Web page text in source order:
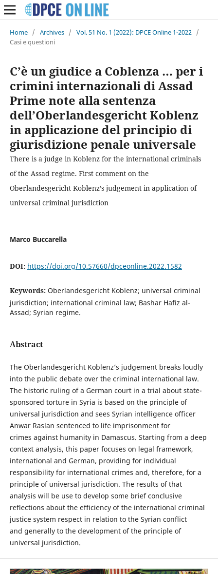
Home / Archives / Vol. 51 No. 1 (2022): DPCE Online 1-2022 /
Casi e questioni
C’è un giudice a Coblenza … per i
crimini internazionali di Assad
Prime note alla sentenza
dell’Oberlandesgericht Koblenz
in applicazione del principio di
giurisdizione penale universale
There is a judge in Koblenz for the international criminals
of the Assad regime. First comment on the
Oberlandesgericht Koblenz’s judgement in application of
universal criminal jurisdiction
Marco Buccarella
DOI: https://doi.org/10.57660/dpceonline.2022.1582
Keywords: Oberlandesgericht Koblenz; universal criminal
jurisdiction; international criminal law; Bashar Hafiz al-
Assad; Syrian regime.
Abstract
The Oberlandesgericht Koblenz’s judgement breaks loudly
into the public debate over the criminal international law.
The historic ruling of a German court in a trial about state-
sponsored torture in Syria is based on the principle of
universal jurisdiction and sees Syrian intelligence officer
Anwar Raslan sentenced to life imprisonment for
crimes against humanity in Damascus. Starting from a deep
context analysis, this paper focuses on legal framework,
international and German, providing for individual
responsibility for international crimes and, therefore, for a
principle of universal jurisdiction. The results of that
analysis will be use to develop some brief conclusive
reflections about the efficiency of the international criminal
justice system respect in relation to the Syrian conflict
and generally to the development of the principle of
universal jurisdiction.